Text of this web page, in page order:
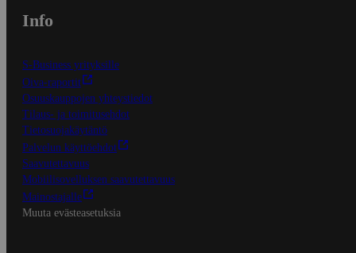
Info
S-Business yrityksille
Oiva-raportit
Osuuskauppojen yhteystiedot
Tilaus- ja toimitusehdot
Tietosuojakäytäntö
Palvelun käyttöehdot
Saavutettavuus
Mobiilisovelluksen saavutettavuus
Mainostajalle
Muuta evästeasetuksia